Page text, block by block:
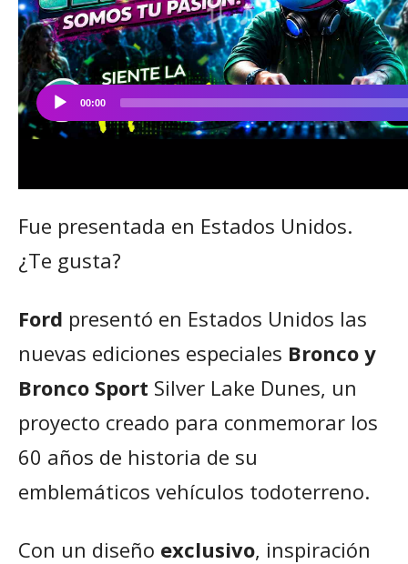
Fue presentada en Estados Unidos.
¿Te gusta?
Ford presentó en Estados Unidos las
nuevas ediciones especiales Bronco y
Bronco Sport Silver Lake Dunes, un
proyecto creado para conmemorar los
60 años de historia de su
emblemáticos vehículos todoterreno.
Con un diseño exclusivo, inspiración